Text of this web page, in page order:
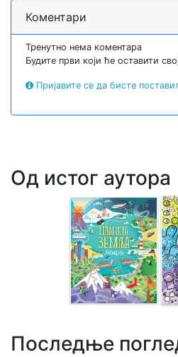
Коментари
Тренутно нема коментара
Будите први који ће оставити
Пријавите се да бисте
Од истог аутора
Последње